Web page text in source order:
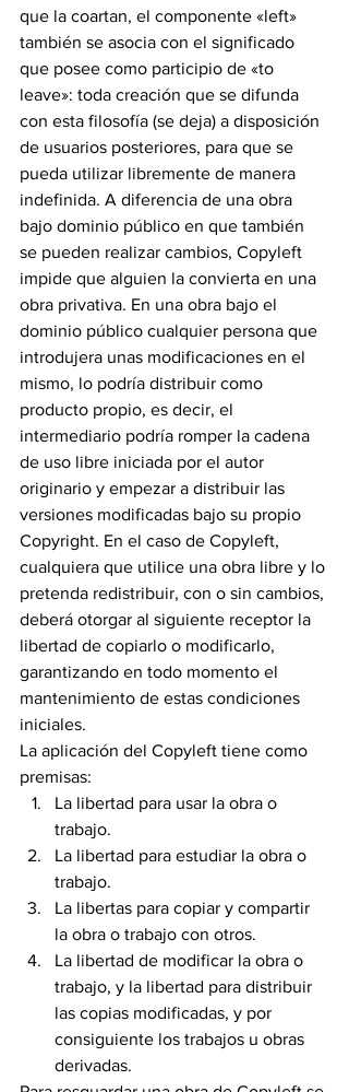
que la coartan, el componente «left»
también se asocia con el significado
que posee como participio de «to
leave»: toda creación que se difunda
con esta filosofía (se deja) a disposición
de usuarios posteriores, para que se
pueda utilizar libremente de manera
indefinida. A diferencia de una obra
bajo dominio público en que también
se pueden realizar cambios, Copyleft
impide que alguien la convierta en una
obra privativa. En una obra bajo el
dominio público cualquier persona que
introdujera unas modificaciones en el
mismo, lo podría distribuir como
producto propio, es decir, el
intermediario podría romper la cadena
de uso libre iniciada por el autor
originario y empezar a distribuir las
versiones modificadas bajo su propio
Copyright. En el caso de Copyleft,
cualquiera que utilice una obra libre y lo
pretenda redistribuir, con o sin cambios,
deberá otorgar al siguiente receptor la
libertad de copiarlo o modificarlo,
garantizando en todo momento el
mantenimiento de estas condiciones
iniciales.
La aplicación del Copyleft tiene como
premisas:
La libertad para usar la obra o
trabajo.
La libertad para estudiar la obra o
trabajo.
La libertas para copiar y compartir
la obra o trabajo con otros.
La libertad de modificar la obra o
trabajo, y la libertad para distribuir
las copias modificadas, y por
consiguiente los trabajos u obras
derivadas.